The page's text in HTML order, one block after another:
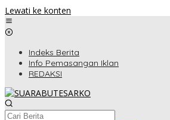
Lewati ke konten
Indeks Berita
Info Pemasangan Iklan
REDAKSI